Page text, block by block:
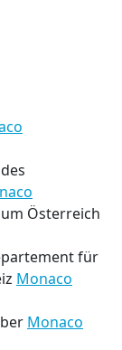
Österreich
für
Monaco
Monaco